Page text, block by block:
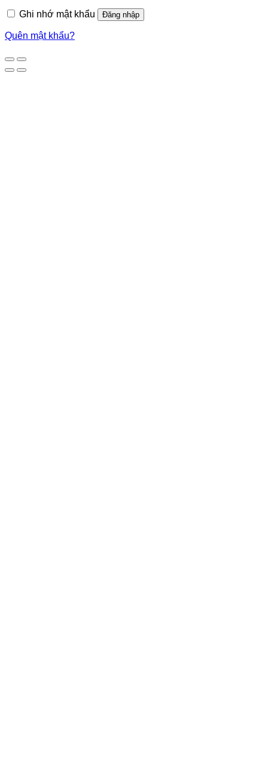
Ghi nhớ mật khẩu Đăng nhập
Quên mật khẩu?